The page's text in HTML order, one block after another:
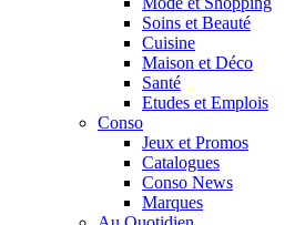
Soins et Beauté
Cuisine
Maison et Déco
Santé
Etudes et Emplois
Conso
Jeux et Promos
Catalogues
Conso News
Marques